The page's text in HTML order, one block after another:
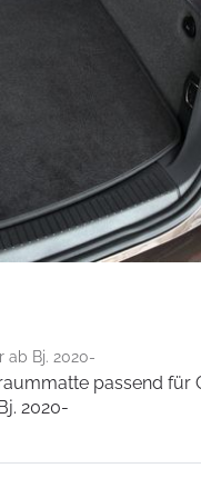
ab Bj. 2020-
passend für
2020-